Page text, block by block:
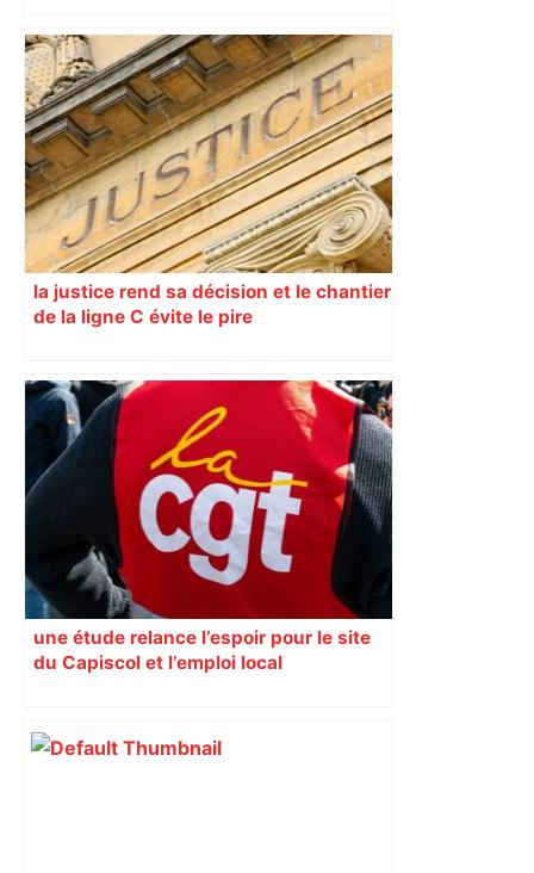
la justice rend sa décision et le chantier
de la ligne C évite le pire
une étude relance l’espoir pour le site
du Capiscol et l’emploi local